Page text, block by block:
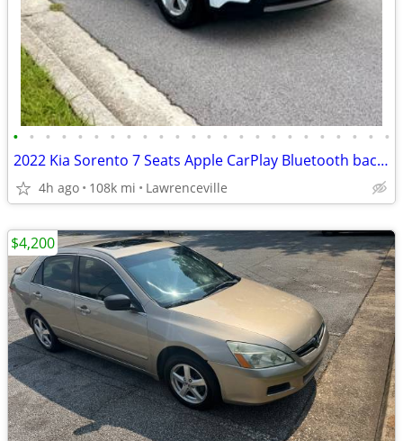
• • • • • • • • • • • • • • • • • • • • • • • •
2022 Kia Sorento 7 Seats Apple CarPlay Bluetooth back up camera
4h ago 108k mi Lawrenceville
$4,200